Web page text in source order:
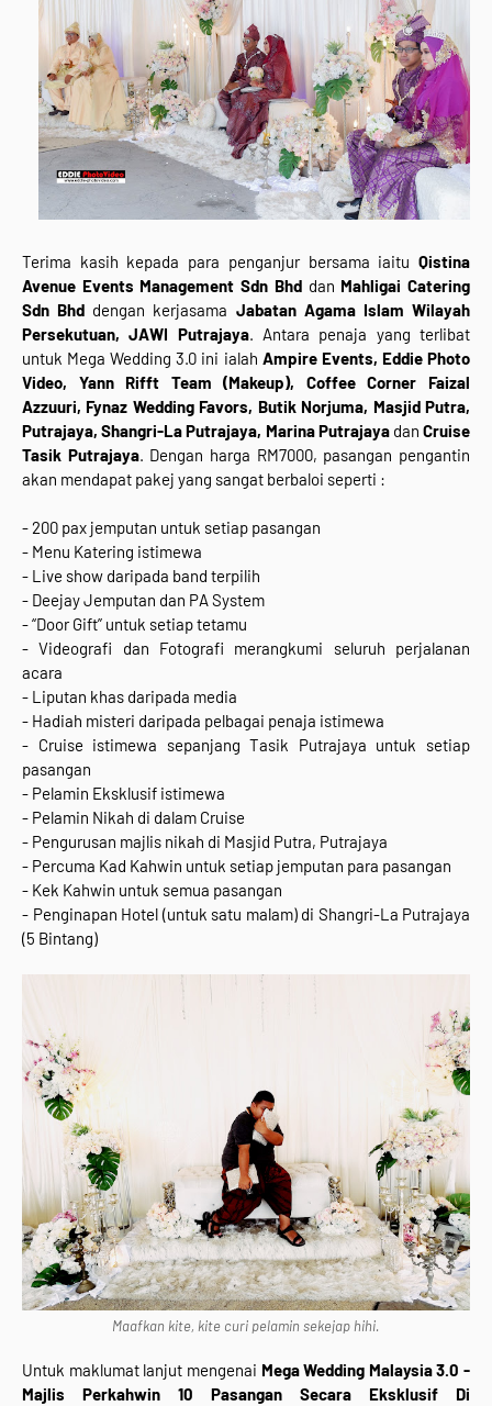
Terima kasih kepada para penganjur bersama iaitu Qistina
Avenue Events Management Sdn Bhddan Mahligai Catering
Sdn Bhd dengan kerjasama Jabatan Agama Islam Wilayah
Persekutuan, JAWI Putrajaya. Antara penaja yang terlibat
untuk Mega Wedding 3.0 ini ialah Ampire Events, Eddie Photo
Video, Yann Rifft Team (Makeup), Coffee Corner Faizal
Azzuuri, Fynaz Wedding Favors, Butik Norjuma, Masjid Putra,
Putrajaya, Shangri-La Putrajaya, Marina Putrajaya dan Cruise
Tasik Putrajaya. Dengan harga RM7000, pasangan pengantin
akan mendapat pakej yang sangat berbaloi seperti :
- 200 pax jemputan untuk setiap pasangan
- Menu Katering istimewa
- Live show daripada band terpilih
- Deejay Jemputan dan PA System
- “Door Gift” untuk setiap tetamu
- Videografi dan Fotografi merangkumi seluruh perjalanan
acara
- Liputan khas daripada media
- Hadiah misteri daripada pelbagai penaja istimewa
- Cruise istimewa sepanjang Tasik Putrajaya untuk setiap
pasangan
- Pelamin Eksklusif istimewa
- Pelamin Nikah di dalam Cruise
- Pengurusan majlis nikah di Masjid Putra, Putrajaya
- Percuma Kad Kahwin untuk setiap jemputan para pasangan
- Kek Kahwin untuk semua pasangan
- Penginapan Hotel (untuk satu malam) di Shangri-La Putrajaya
(5 Bintang)
Maafkan kite, kite curi pelamin sekejap hihi.
Untuk maklumat lanjut mengenai Mega Wedding Malaysia 3.0 -
Majlis Perkahwin 10 Pasangan Secara Eksklusif Di